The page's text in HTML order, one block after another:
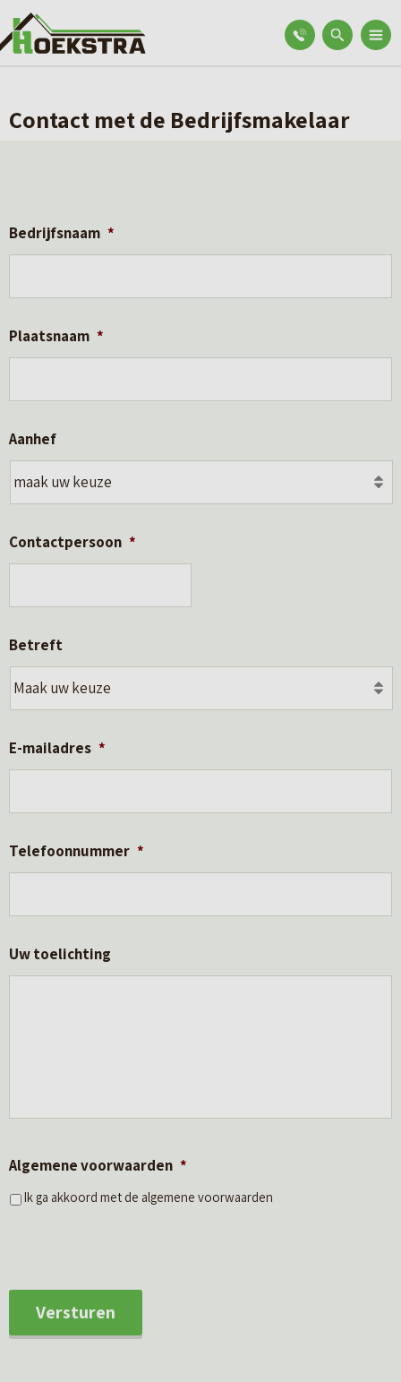
Contact met de Bedrijfsmakelaar
Bedrijfsnaam *
Plaatsnaam *
Aanhef
Contactpersoon *
Betreft
E-mailadres *
Telefoonnummer *
Uw toelichting
Algemene voorwaarden *
Ik ga akkoord met de algemene voorwaarden
Versturen